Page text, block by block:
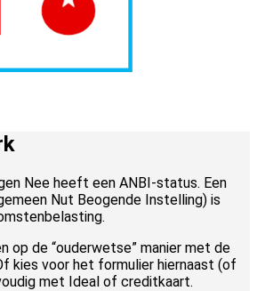
Nee heeft een ANBI-status. Een
Nut Beogende Instelling) is
op de “ouderwetse” manier met de
kies voor het formulier hiernaast (of
met Ideal of creditkaart.